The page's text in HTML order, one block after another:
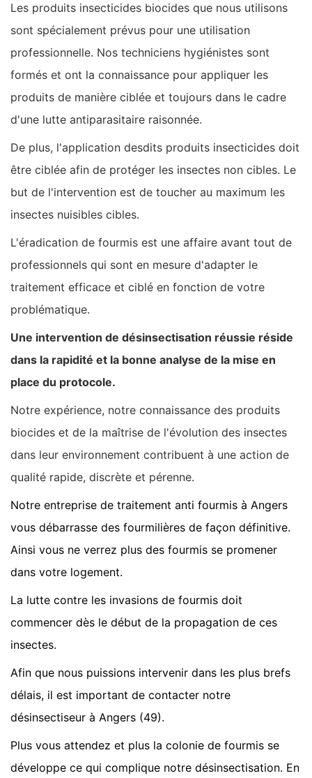
Les produits insecticides biocides que nous utilisons
sont spécialement prévus pour une utilisation
professionnelle. Nos techniciens hygiénistes sont
formés et ont la connaissance pour appliquer les
produits de manière ciblée et toujours dans le cadre
d'une lutte antiparasitaire raisonnée.
De plus, l'application desdits produits insecticides doit
être ciblée afin de protéger les insectes non cibles. Le
but de l'intervention est de toucher au maximum les
insectes nuisibles cibles.
L'éradication de fourmis est une affaire avant tout de
professionnels qui sont en mesure d'adapter le
traitement efficace et ciblé en fonction de votre
problématique.
Une intervention de désinsectisation réussie réside
dans la rapidité et la bonne analyse de la mise en
place du protocole.
Notre expérience, notre connaissance des produits
biocides et de la maîtrise de l'évolution des insectes
dans leur environnement contribuent à une action de
qualité rapide, discrète et pérenne.
Notre entreprise de traitement anti fourmis à Angers
vous débarrasse des fourmilières de façon définitive.
Ainsi vous ne verrez plus des fourmis se promener
dans votre logement.
La lutte contre les invasions de fourmis doit
commencer dès le début de la propagation de ces
insectes.
Afin que nous puissions intervenir dans les plus brefs
délais, il est important de contacter notre
désinsectiseur à Angers (49).
Plus vous attendez et plus la colonie de fourmis se
développe ce qui complique notre désinsectisation. En